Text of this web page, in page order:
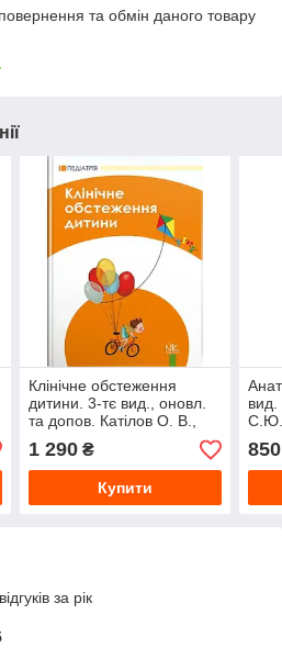
та обмін даного товару
Клінічне обстеження
дитини. 3-тє вид., оновл.
та допов. Катілов О. В.,
Дмітрієв Д. В., Дмитрієва
К. Ю.,
1 290₴
Купити
вид.
850
за рік